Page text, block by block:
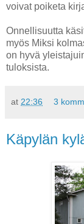
voivat poiketa
Onnellisuutta
myös Miksi
on hyvä
tuloksista.
at 22:36 3
Käpylän